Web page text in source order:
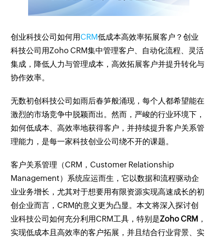
创业科技公司如何用CRM低成本高效率拓展客户？创业
科技公司用Zoho CRM集中管理客户、自动化流程、灵活
集成，降低人力与管理成本，高效拓展客户并提升转化与
协作效率。
无数初创科技公司如雨后春笋般涌现，每个人都希望能在
激烈的市场竞争中脱颖而出。然而，严峻的行业环境下，
如何低成本、高效率地获得客户，并持续提升客户关系管
理能力，是每一家科技创业公司绕不开的课题。
客户关系管理（CRM，Customer Relationship
Management）系统应运而生，它以数据和流程驱动企
业业务增长，尤其对于想要用有限资源实现高速成长的初
创企业而言，CRM的意义更为凸显。本文将深入探讨创
业科技公司如何充分利用CRM工具，特别是Zoho CRM ，
实现低成本且高效率的客户拓展，并且结合行业背景、实